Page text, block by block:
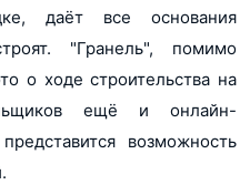
даёт все основания
"Гранель", помимо
о ходе строительства на
ещё и онлайн-
возможность